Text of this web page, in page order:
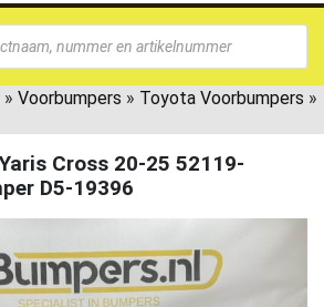
» Voorbumpers » Toyota Voorbumpers »
Cross 20-25 52119-
D5-19396